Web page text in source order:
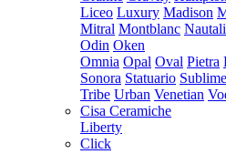
Liceo Luxury Madison
Mitral Montblanc
Odin Oken
Omnia Opal Oval Pietra
Sonora Statuario Sublime
Tribe Urban Venetian
Cisa Ceramiche
Liberty
Click